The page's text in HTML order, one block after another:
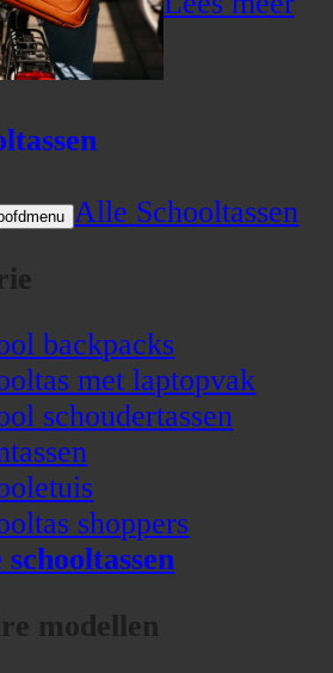
Alle Schooltassen
backpacks
met laptopvak
schoudertassen
shoppers
modellen